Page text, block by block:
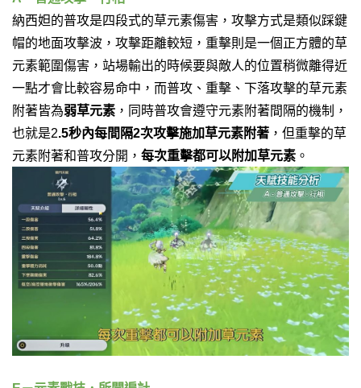
納西妲的普攻是四段式的草元素傷害，攻擊方式是類似踩鍵
帽的地面攻擊波，攻擊距離較短，重擊則是一個正方體的草
元素範圍傷害，站場輸出的時候要與敵人的位置稍微離得近
一點才會比較容易命中，而普攻、重擊、下落攻擊的草元素
附著皆為弱草元素 ，同時普攻會遵守元素附著間隔的機制，
也就是2.5秒內每間隔2次攻擊施加草元素附著 ，但重擊的草
元素附著和普攻分開， 每次重擊都可以附加草元素 。